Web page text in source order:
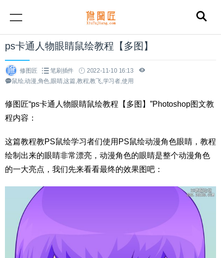
ps卡通人物眼睛鼠绘教程【多图】
修图匠 笔刷插件
2022-11-10 16:13
鼠绘,动漫,角色,眼睛,这篇,教程,教飞,学习者,使用
修图匠“ps卡通人物眼睛鼠绘教程【多图】”Photoshop图文教
程内容：
这篇教程教PS鼠绘学习者们使用PS鼠绘动漫角色眼睛，教程
绘制出来的眼睛非常漂亮，动漫角色的眼睛是整个动漫角色
的一大亮点，我们先来看看最终的效果图吧：